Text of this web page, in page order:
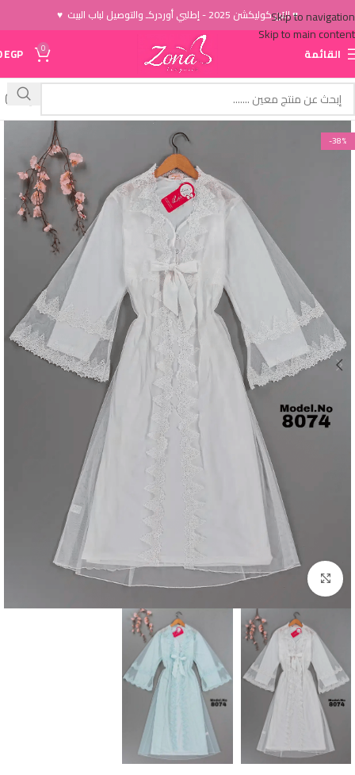
Skip to navigation
Skip to main content
♥ الاَن كوليكشن 2025 - إطلبي أوردركـ والتوصيل لباب البيت ♥
القائمة 0
EGP
-38%
Click to enlarge